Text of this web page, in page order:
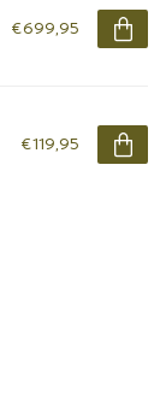
€699,95
€119,95